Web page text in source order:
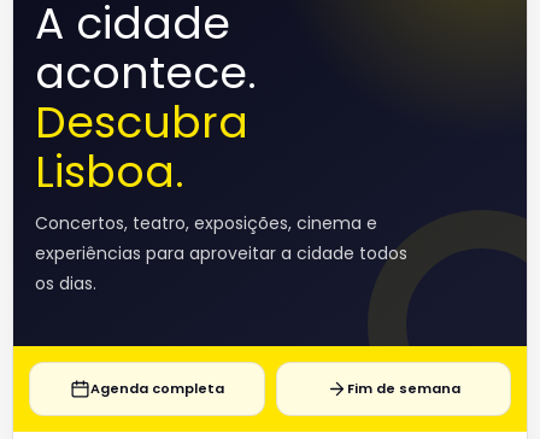
A cidade
acontece.
Descubra
Lisboa.
Concertos, teatro, exposições, cinema e
experiências para aproveitar a cidade todos
os dias.
Agenda completa Fim de semana